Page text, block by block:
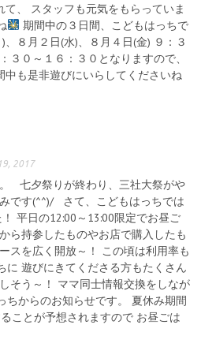
、 スタッフも元気をもらっていま
期間中の３日間、こどもはっちで
８月２日(水)、８月４日(金) ９：３
３０～１６：３０となりますので、
も是非遊びにいらしてくださいね
2017
七夕祭りが終わり、三社大祭がや
です(^^)/ さて、こどもはっちでは
平日の12:00～13:00限定でお昼ご
ら持参したものやお店で購入したも
スを広く開放～！ この頃は利用率も
に 遊びにきてくださる方もたくさん
そう～！ ママ同士情報交換をしなが
ちからのお知らせです。 夏休み期間
ことが予想されますので お昼ごは